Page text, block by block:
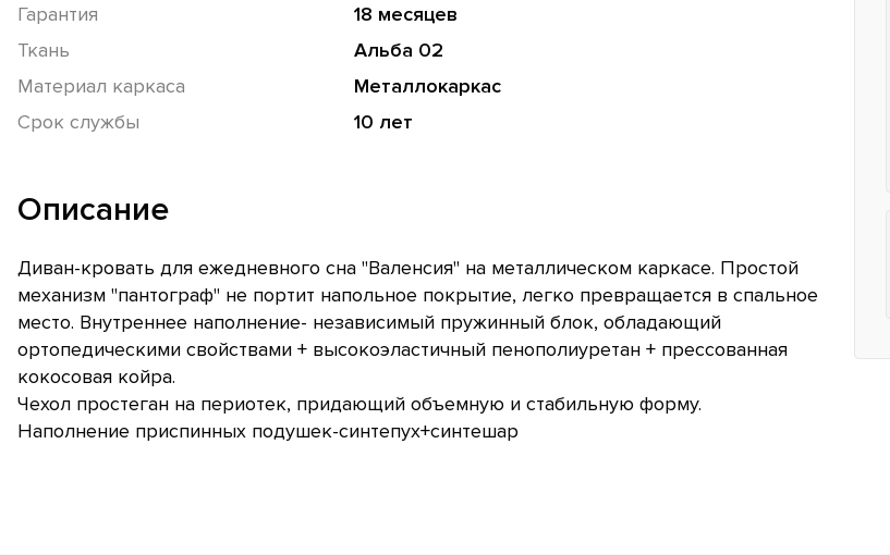
Гарантия
18 месяцев
Ткань
Альба 02
Материал каркаса
Металлокаркас
Срок службы
10 лет
Описание
Диван-кровать для ежедневного сна "Валенсия" на металлическом каркасе. Простой
механизм "пантограф" не портит напольное покрытие, легко превращается в спальное
место. Внутреннее наполнение- независимый пружинный блок, обладающий
ортопедическими свойствами + высокоэластичный пенополиуретан + прессованная
кокосовая койра.
Чехол простеган на периотек, придающий объемную и стабильную форму.
Наполнение приспинных подушек-синтепух+синтешар